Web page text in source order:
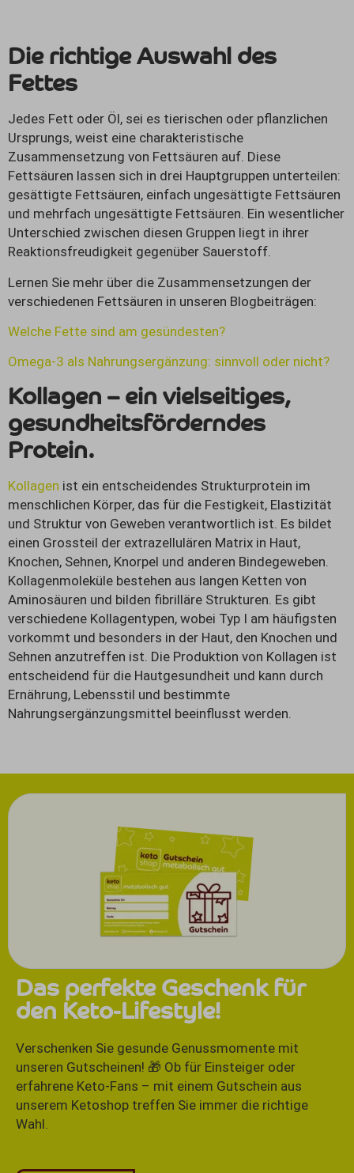
Die richtige Auswahl des
Fettes
Jedes Fett oder Öl, sei es tierischen oder pflanzlichen
Ursprungs, weist eine charakteristische
Zusammensetzung von Fettsäuren auf. Diese
Fettsäuren lassen sich in drei Hauptgruppen unterteilen:
gesättigte Fettsäuren, einfach ungesättigte Fettsäuren
und mehrfach ungesättigte Fettsäuren. Ein wesentlicher
Unterschied zwischen diesen Gruppen liegt in ihrer
Reaktionsfreudigkeit gegenüber Sauerstoff.
Lernen Sie mehr über die Zusammensetzungen der
verschiedenen Fettsäuren in unseren Blogbeiträgen:
Welche Fette sind am gesündesten?
Omega-3 als Nahrungsergänzung: sinnvoll oder nicht?
Kollagen – ein vielseitiges,
gesundheitsförderndes
Protein.
Kollagen ist ein entscheidendes Strukturprotein im
menschlichen Körper, das für die Festigkeit, Elastizität
und Struktur von Geweben verantwortlich ist. Es bildet
einen Grossteil der extrazellulären Matrix in Haut,
Knochen, Sehnen, Knorpel und anderen Bindegeweben.
Kollagenmoleküle bestehen aus langen Ketten von
Aminosäuren und bilden fibrilläre Strukturen. Es gibt
verschiedene Kollagentypen, wobei Typ I am häufigsten
vorkommt und besonders in der Haut, den Knochen und
Sehnen anzutreffen ist. Die Produktion von Kollagen ist
entscheidend für die Hautgesundheit und kann durch
Ernährung, Lebensstil und bestimmte
Nahrungsergänzungsmittel beeinflusst werden.
Das perfekte Geschenk für
den Keto-Lifestyle!
Verschenken Sie gesunde Genussmomente mit
unseren Gutscheinen! 🎁 Ob für Einsteiger oder
erfahrene Keto-Fans – mit einem Gutschein aus
unserem Ketoshop treffen Sie immer die richtige
Wahl.